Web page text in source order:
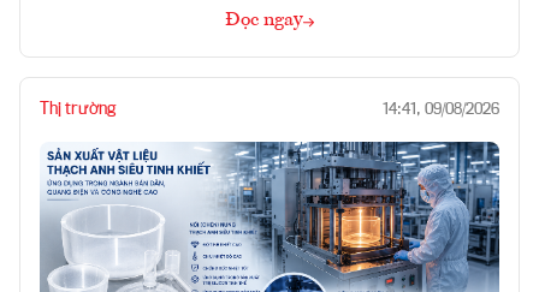
Đọc ngay
Thị trường 14:41, 09/08/2026